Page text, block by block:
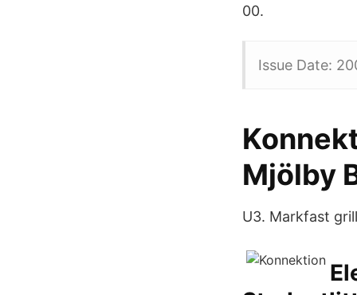
00.
Issue Date:
Mjölby
U3. Markfast